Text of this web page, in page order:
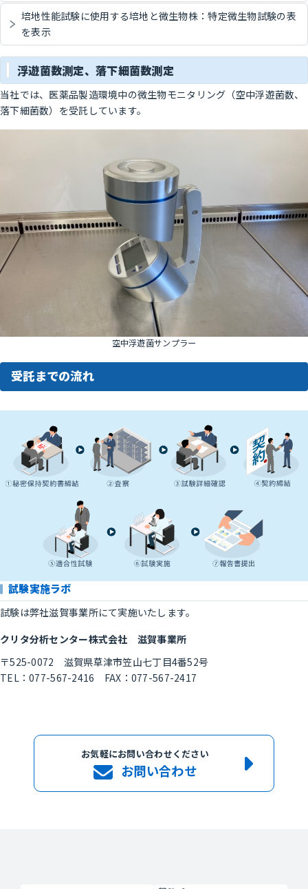
培地性能試験に使用する培地と微生物株：特定微生物試験の表
を表示
浮遊菌数測定、落下細菌数測定
当社では、医薬品製造環境中の微生物モニタリング（空中浮遊菌数、
落下細菌数）を受託しています。
空中浮遊菌サンプラー
受託までの流れ
試験実施ラボ
試験は弊社滋賀事業所にて実施いたします。
クリタ分析センター株式会社 滋賀事業所
〒525-0072 滋賀県草津市笠山七丁目4番52号
TEL：077-567-2416 FAX：077-567-2417
お気軽にお問い合わせください
お問い合わせ